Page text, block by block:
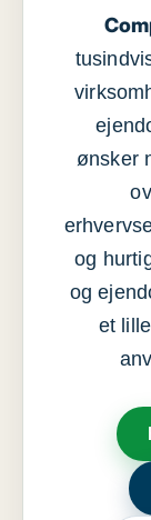
ønsker
og
og
et